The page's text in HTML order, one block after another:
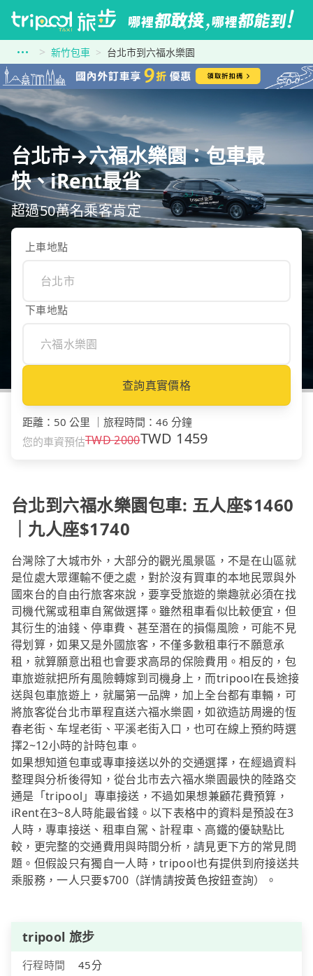
新竹包車 台北市到六福水樂園
台北市→六福水樂園：包車最
快、iRent最省
超過50萬名乘客肯定
上車地點
下車地點
查詢真實價格
距離 ： 50 公里 旅程時間 ： 46 分鐘
您的車資預估TWD2000TWD 1459
台北到六福水樂園包車: 五人座$1460
｜九人座$1740
台灣除了大城市外，大部分的觀光風景區，不是在山區就
是位處大眾運輸不便之處，對於沒有買車的本地民眾與外
國來台的自由行旅客來說，要享受旅遊的樂趣就必須在找
司機代駕或租車自駕做選擇。雖然租車看似比較便宜，但
其衍生的油錢、停車費、甚至潛在的損傷風險，可能不見
得划算，如果又是外國旅客，不僅多數租車行不願意承
租，就算願意出租也會要求高昂的保險費用。相反的，包
車旅遊就把所有風險轉嫁到司機身上，而tripool在長途接
送與包車旅遊上，就屬第一品牌，加上全台都有車輛，可
將旅客從台北市單程直送六福水樂園，如欲造訪周邊的恆
春老街、车埕老街、平溪老街入口，也可在線上預約時選
擇2~12小時的計時包車。
如果想知道包車或專車接送以外的交通選擇，在經過資料
整理與分析後得知，從台北市去六福水樂園最快的陸路交
通是「tripool」專車接送，不過如果想兼顧花費預算，
iRent在3~8人時能最省錢。以下表格中的資料是預設在3
人時，專車接送、租車自駕、計程車、高鐵的優缺點比
較，更完整的交通費用與時間分析，請見更下方的常見問
題。但假設只有獨自一人時，tripool也有提供到府接送共
乘服務，一人只要$700（詳情請按黃色按鈕查詢）。
tripool 旅步
行程時間
45分